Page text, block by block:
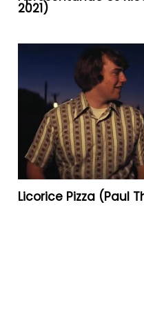
2021)
Licorice Pizza (Paul